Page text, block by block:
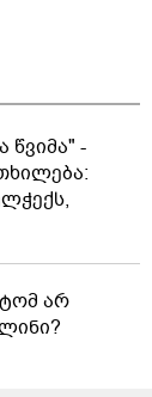
-
არ